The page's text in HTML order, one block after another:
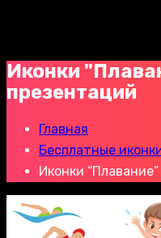
Иконки
презентаций
Главная
Бесплатные
Иконки “Плавание”